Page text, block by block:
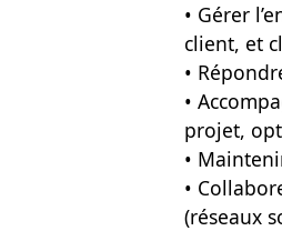
• Gérer
client, et
•
•
projet,
•
•
(réseaux